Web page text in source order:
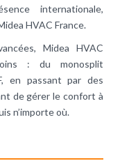
internationale,
HVAC France.
Midea HVAC
: du monosplit
en passant par des
de gérer le confort à
n’importe où.